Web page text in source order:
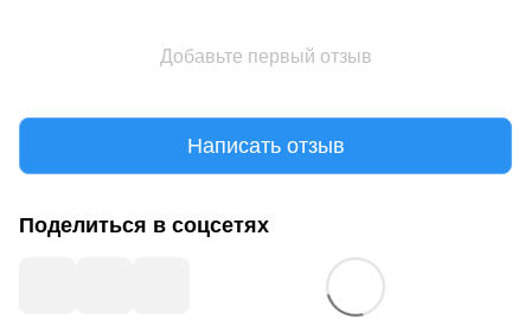
Добавьте первый отзыв
Написать отзыв
Поделиться в соцсетях